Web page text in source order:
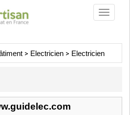
Toggle
> Electricien > Electricien